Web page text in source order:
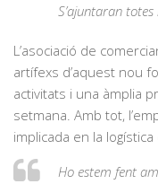
S’ajuntaran
L’asociació de
artífexs d’aquest nou
activitats i una àmplia
setmana. Amb tot,
implicada en la logística
Ho estem fent